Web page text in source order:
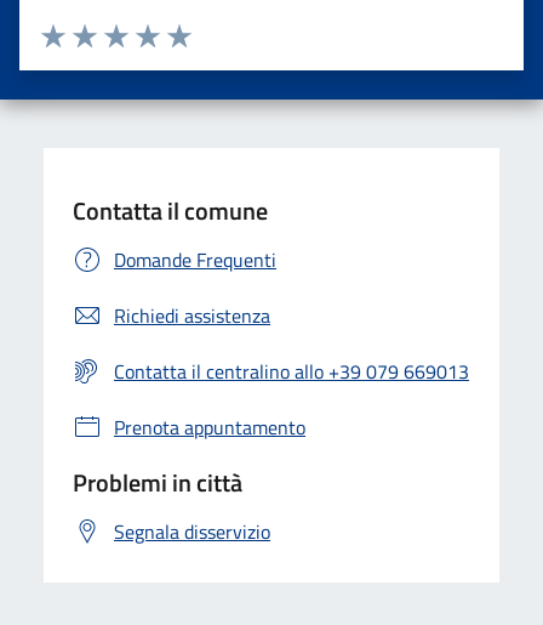
Valuta da 1 a 5 stelle la pagina
Valuta 5 stelle su 5
Valuta 4 stelle su 5
Valuta 3 stelle su 5
Valuta 2 stelle su 5
Valuta una stella su 5
Contatta il comune
Domande Frequenti
Richiedi assistenza
Contatta il centralino allo +39 079 669013
Prenota appuntamento
Problemi in città
Segnala disservizio